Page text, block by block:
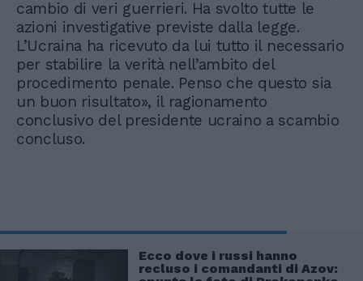
cambio di veri guerrieri. Ha svolto tutte le
azioni investigative previste dalla legge.
L’Ucraina ha ricevuto da lui tutto il necessario
per stabilire la verità nell’ambito del
procedimento penale. Penso che questo sia
un buon risultato», il ragionamento
conclusivo del presidente ucraino a scambio
concluso.
Ecco dove i russi hanno
recluso i comandanti di Azov: